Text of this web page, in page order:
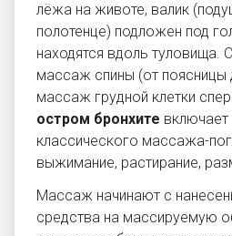
лёжа на животе, валик
полотенце) подложен под
находятся вдоль туловища.
массаж спины (от поясницы
массаж грудной клетки
остром бронхите
классического массажа-
выжимание, растирание,
Массаж начинают с
средства на массируемую